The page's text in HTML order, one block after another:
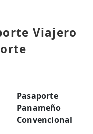
Viajero
Pasaporte
Panameño
Convencional